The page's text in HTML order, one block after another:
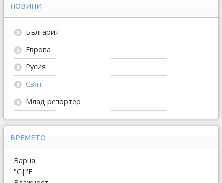
НОВИНИ
България
Европа
Русия
Свят
Млад репортер
ВРЕМЕТО
Варна
°C|°F